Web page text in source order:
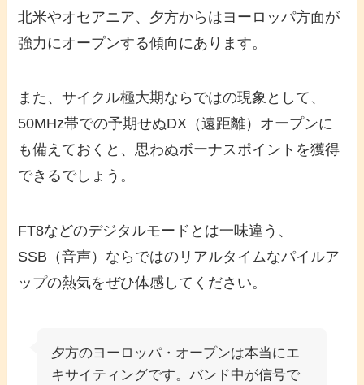
北米やオセアニア、夕方からはヨーロッパ方面が
強力にオープンする傾向にあります。
また、サイクル極大期ならではの現象として、
50MHz帯での予期せぬDX（遠距離）オープンに
も備えておくと、思わぬボーナスポイントを獲得
できるでしょう。
FT8などのデジタルモードとは一味違う、
SSB（音声）ならではのリアルタイムなパイルア
ップの熱気をぜひ体感してください。
夕方のヨーロッパ・オープンは本当にエ
キサイティングです。バンド中が信号で